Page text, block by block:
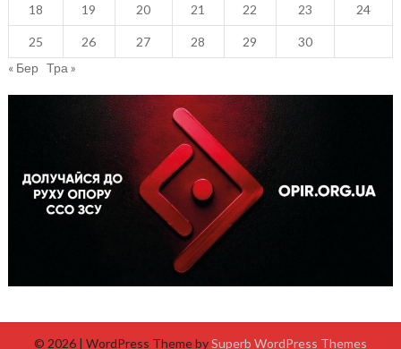
18 19 20 21 22 23 24
25 26 27 28 29
30
« Бер Тра »
© 2026 | WordPress Theme bySuperb WordPress Themes